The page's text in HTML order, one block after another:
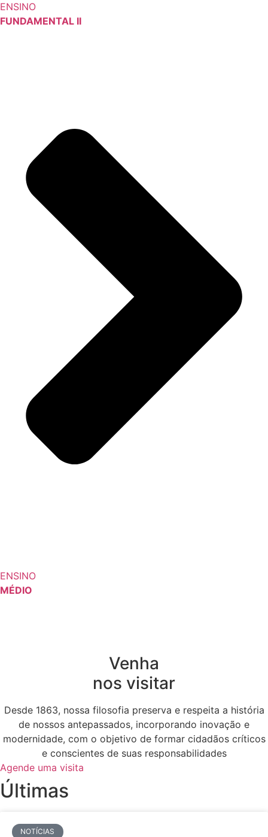
ENSINO
FUNDAMENTAL II
ENSINO
MÉDIO
Venha
nos visitar
Desde 1863, nossa filosofia preserva e respeita a história
de nossos antepassados, incorporando inovação e
modernidade, com o objetivo de formar cidadãos críticos
e conscientes de suas responsabilidades
Agende uma visita
Últimas
NOTÍCIAS